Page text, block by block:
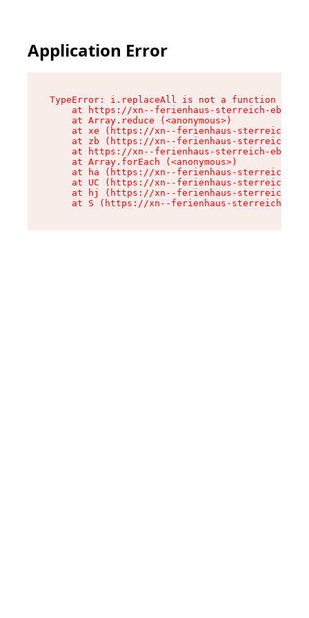
Application Error
TypeError: i.replaceAll is not a function
at https://xn--ferienhaus-sterreich-
    at Array.reduce (<anonymous>)
at xe (https://xn--ferienhaus-sterreich-
at zb (https://xn--ferienhaus-sterreich-
at https://xn--ferienhaus-sterreich-
    at Array.forEach (<anonymous>)
at ha (https://xn--ferienhaus-sterreich-
at UC (https://xn--ferienhaus-sterreich-
at hj (https://xn--ferienhaus-sterreich-
at S (https://xn--ferienhaus-sterreich-